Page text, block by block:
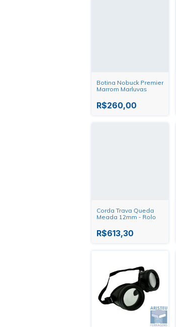
Botina Nobuck Premier
Marrom Marluvas
R$260,00
Corda Trava Queda
Meada 12mm - Rolo
R$613,30